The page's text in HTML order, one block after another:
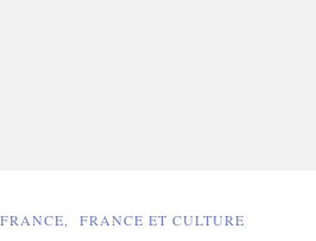
FRANCE FRANCE ET CULTURE